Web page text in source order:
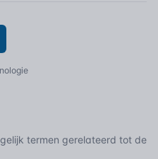
termen gerelateerd tot de